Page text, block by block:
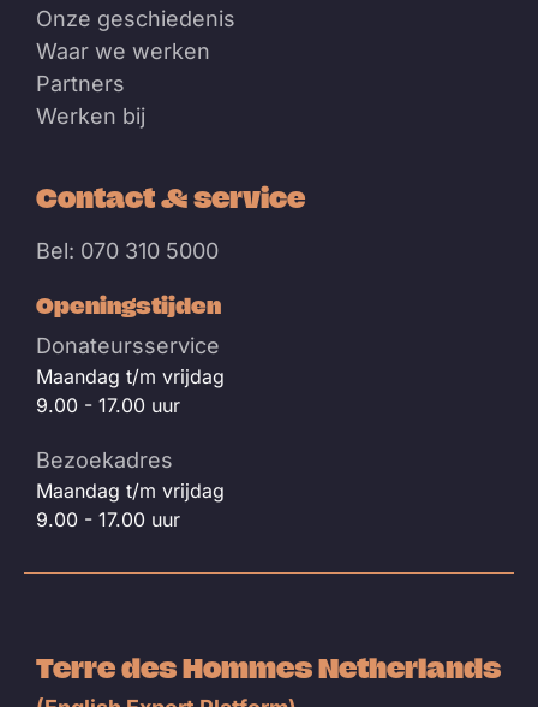
Onze geschiedenis
Waar we werken
Partners
Werken bij
Contact & service
Bel: 070 310 5000
Openingstijden
Donateursservice
Maandag t/m vrijdag
9.00 - 17.00 uur
Bezoekadres
Maandag t/m vrijdag
9.00 - 17.00 uur
Terre des Hommes Netherlands